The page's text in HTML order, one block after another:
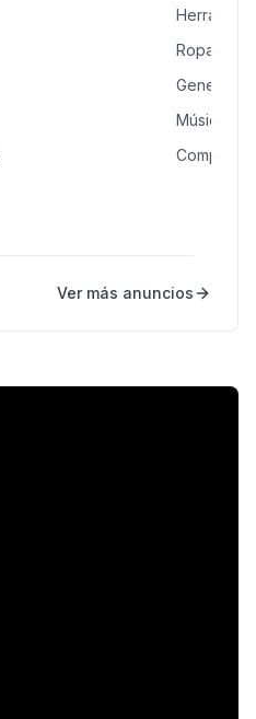
Ropa
General
Música,
Ver más anuncios